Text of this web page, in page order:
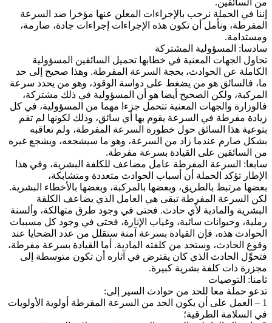
إننا في الحملة نرحب بالإجراءات المعلن عنها مؤخرا ضد السرعة
المفرطة، ونأمل أن تكون هذه الإجراءات إجراءات جادة، صارمة،
ومستدامة.
سادسا: المسؤولية المشتركة
تحاول الجهات المعنية في خطابها تحميل السائقين المسؤولية
الكاملة عن الحوادث، بحجة السرعة المفرطة. وهذا صحيح إلى حد
ما، فالسائق هو من يضغط على دواسة الوقود، وهو من يحدد سرعة
المركبة، ولكن الصحيح أيضا هو أن المسؤولية في ذلك مشتركة،
فالوزارة والجهات المعنية تتحمل جزءا مهما من المسؤولية، في كل
زيادة مفرطة في السرعة يقوم بها أي سائق، وذلك لكونها لم تقم
بتوعية هذا السائق حول خطورة السرعة المفرطة، ولم تعاقبه
بشكل صارم عندما زاد من السرعة، وهو ما سيشجعه، ويشجع غيره
من السائقين على القيادة بسرعة مفرطة.
سابعا: السرعة المفرطة عامل مضاعف للكلفة البشرية، وفي هذا
الإطار تؤكد الحملة أن أسباب الحوادث متعددة ومتشابكة،
بعضها مرتبط بالطريق، وبعضها بالمركبة، وبعضها بالأخطاء البشرية.
لكن السرعة المفرطة تبقى هي العامل الذي يضاعف الكلفة
البشرية والمادية لأي حادث. فحتى في وجود طرق متهالكة، وألسنة
رملية، وحيوانات سائبة، وغياب الإنارة، فحتى في وجود كل مسببات
الحوادث هذه، فإن القيادة بسرعة آمنة ستقلل من عدد الضحايا عند
وقوع الحادث، وستحد من كلفته المادية. أما القيادة بسرعة مفرطة،
فتحوِّل الحادث الذي كان يفترض في آثاره أن تكون متوسطة إلى
مجزرة ذات كلفة بشرية كبيرة.
ثامنا: التوصيات
تدعو حملة معا للحد من حوادث السير إلى:
1 – العمل على أن يكون الحد من السرعة المفرطة أولوية الأولويات
في السلامة الطرقية؛